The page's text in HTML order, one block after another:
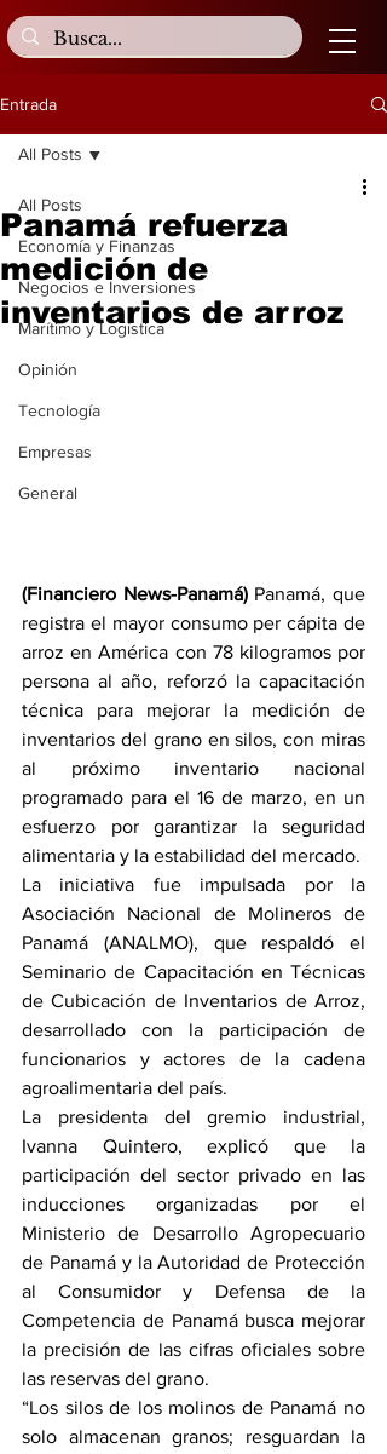
Entrada
All Posts
Economía y Finanzas
Negocios e Inversiones
Marítimo y Logística
Opinión
Tecnología
Empresas
General
All Posts
Panamá refuerza
medición de
inventarios de arroz
(Financiero News-Panamá) Panamá, que
registra el mayor consumo per cápita de
arroz en América con 78 kilogramos por
persona al año, reforzó la capacitación
técnica para mejorar la medición de
inventarios del grano en silos, con miras
al próximo inventario nacional
programado para el 16 de marzo, en un
esfuerzo por garantizar la seguridad
alimentaria y la estabilidad del mercado.
La iniciativa fue impulsada por la
Asociación Nacional de Molineros de
Panamá (ANALMO), que respaldó el
Seminario de Capacitación en Técnicas
de Cubicación de Inventarios de Arroz,
desarrollado con la participación de
funcionarios y actores de la cadena
agroalimentaria del país.
La presidenta del gremio industrial,
Ivanna Quintero, explicó que la
participación del sector privado en las
inducciones organizadas por el
Ministerio de Desarrollo Agropecuario
de Panamá y la Autoridad de Protección
al Consumidor y Defensa de la
Competencia de Panamá busca mejorar
la precisión de las cifras oficiales sobre
las reservas del grano.
“Los silos de los molinos de Panamá no
solo almacenan granos; resguardan la